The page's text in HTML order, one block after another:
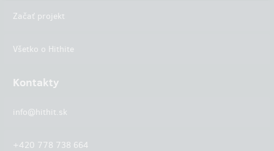
Začať projekt
Všetko o Hithite
Kontakty
info@hithit.sk
+420 778 738 664